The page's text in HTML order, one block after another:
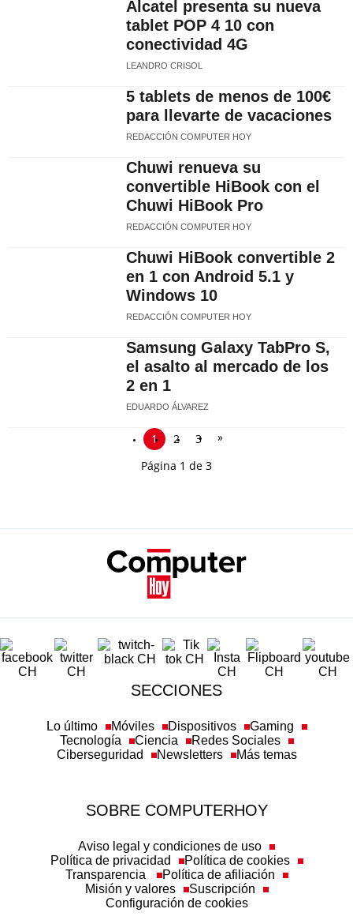
Alcatel presenta su nueva
tablet POP 4 10 con
conectividad 4G
LEANDRO CRISOL
5 tablets de menos de 100€
para llevarte de vacaciones
REDACCIÓN COMPUTER HOY
Chuwi renueva su
convertible HiBook con el
Chuwi HiBook Pro
REDACCIÓN COMPUTER HOY
Chuwi HiBook convertible 2
en 1 con Android 5.1 y
Windows 10
REDACCIÓN COMPUTER HOY
Samsung Galaxy TabPro S,
el asalto al mercado de los
2 en 1
EDUARDO ÁLVAREZ
1 2 3
»
Página 1 de 3
SECCIONES
Lo último Móviles Dispositivos
Gaming
Tecnología
Ciencia
Redes Sociales
Ciberseguridad
Newsletters Más temas
SOBRE COMPUTERHOY
Aviso legal y condiciones de uso
Política de privacidad
Política de cookies
Transparencia
Política de afiliación
Misión y valores
Suscripción
Configuración de cookies